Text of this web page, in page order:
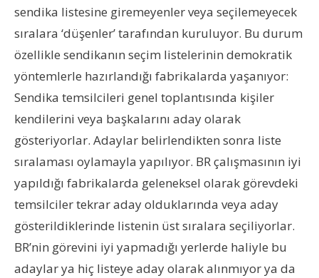
sendika listesine giremeyenler veya seçilemeyecek
sıralara ‘düşenler’ tarafından kuruluyor. Bu durum
özellikle sendikanın seçim listelerinin demokratik
yöntemlerle hazırlandığı fabrikalarda yaşanıyor:
Sendika temsilcileri genel toplantısında kişiler
kendilerini veya başkalarını aday olarak
gösteriyorlar. Adaylar belirlendikten sonra liste
sıralaması oylamayla yapılıyor. BR çalışmasının iyi
yapıldığı fabrikalarda geleneksel olarak görevdeki
temsilciler tekrar aday olduklarında veya aday
gösterildiklerinde listenin üst sıralara seçiliyorlar.
BR’nin görevini iyi yapmadığı yerlerde haliyle bu
adaylar ya hiç listeye aday olarak alınmıyor ya da